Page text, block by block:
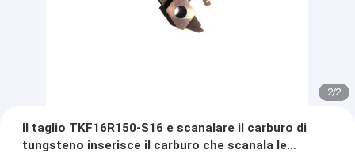
2/2
Il taglio TKF16R150-S16 e scanalare il carburo di
tungsteno inserisce il carburo che scanala le